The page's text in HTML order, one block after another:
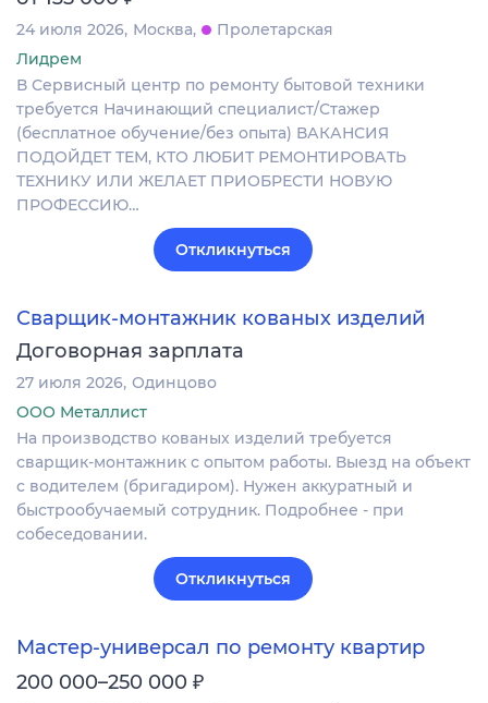
24 июля 2026 Москва
Пролетарская
Лидрем
В Сервисный центр по ремонту бытовой техники
требуется Начинающий специалист/Стажер
(бесплатное обучение/без опыта) ВАКАНСИЯ
ПОДОЙДЕТ ТЕМ, КТО ЛЮБИТ РЕМОНТИРОВАТЬ
ТЕХНИКУ ИЛИ ЖЕЛАЕТ ПРИОБРЕСТИ НОВУЮ
ПРОФЕССИЮ…
Откликнуться
Сварщик-монтажник кованых изделий
Договорная зарплата
27 июля 2026 Одинцово
ООО Металлист
На производство кованых изделий требуется
сварщик-монтажник с опытом работы. Выезд на объект
с водителем (бригадиром). Нужен аккуратный и
быстрообучаемый сотрудник. Подробнее - при
собеседовании.
Откликнуться
Мастер-универсал по ремонту квартир
200 000–250 000 ₽